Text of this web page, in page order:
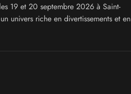
19 et 20 septembre 2026 à Saint-
univers riche en divertissements et en